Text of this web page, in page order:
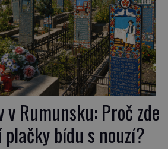
v Rumunsku: Proč zde
bídu s nouzí?